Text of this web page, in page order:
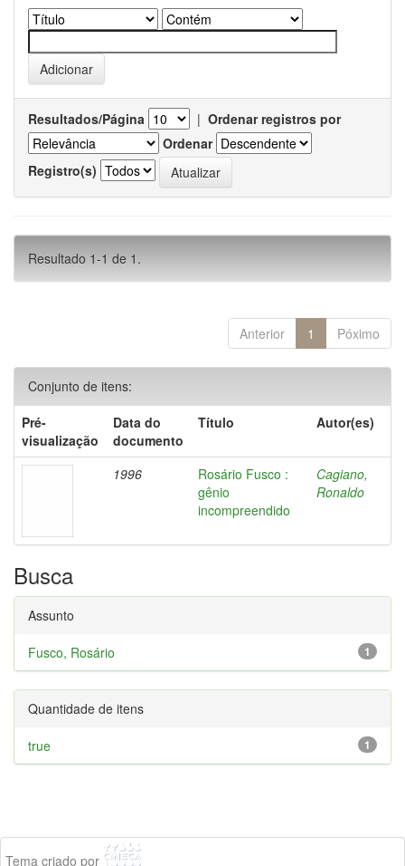
Resultados/Página | Ordenar registros por
Ordenar
Registro(s)
Resultado 1-1 de 1.
Anterior 1 Póximo
Conjunto de itens:
Pré-
visualização
Data do
documento
Título Autor(es)
1996
Rosário Fusco :
gênio
incompreendido
Cagiano,
Ronaldo
Busca
Assunto
1
Fusco, Rosário
Quantidade de itens
1
true
Tema criado por